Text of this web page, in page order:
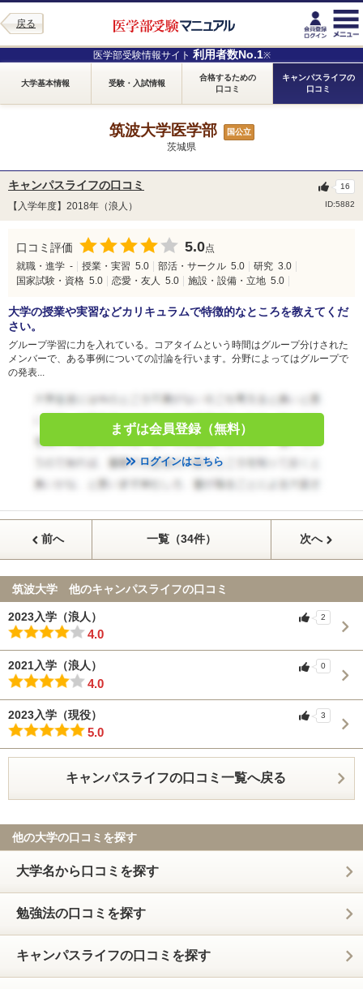
戻る
医学部受験情報サイト 利用者数No.1※
大学基本情報 受験・入試情報
合格するための
口コミ
キャンパスライフの
口コミ
筑波大学医学部 国公立
茨城県
キャンパスライフの口コミ
【入学年度】2018年（浪人） ID:5882
16
口コミ評価 5.0点
就職・進学 - 授業・実習 5.0 部活・サークル 5.0 研究 3.0
国家試験・資格 5.0 恋愛・友人 5.0 施設・設備・立地 5.0
大学の授業や実習などカリキュラムで特徴的なところを教えてくだ
さい。
グループ学習に力を入れている。コアタイムという時間はグループ分けされた
メンバーで、ある事例についての討論を行います。分野によってはグループで
の発表...
まずは会員登録（無料）
ログインはこちら
前へ 一覧（34件） 次へ
筑波大学 他のキャンパスライフの口コミ
2023入学（浪人）
4.0
2
2021入学（浪人）
4.0
0
2023入学（現役）
5.0
3
キャンパスライフの口コミ一覧へ戻る
他の大学の口コミを探す
大学名から口コミを探す
勉強法の口コミを探す
キャンパスライフの口コミを探す